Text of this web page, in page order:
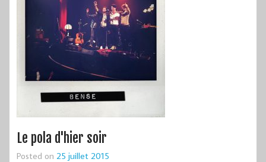
Le pola d'hier soir
Posted on 25 juillet 2015